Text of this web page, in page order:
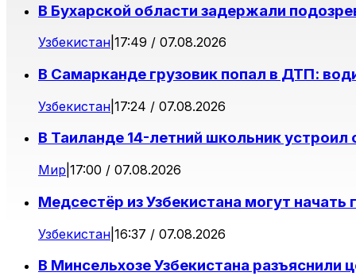
В Бухарской области задержали
Узбекистан 17:49 / 07.08.2026
В Самарканде грузовик попал в ДТП:
Узбекистан 17:24 / 07.08.2026
В Таиланде 14-летний школьник
Мир 17:00 / 07.08.2026
Медсестёр из Узбекистана могут
Узбекистан 16:37 / 07.08.2026
В Минсельхозе Узбекистана